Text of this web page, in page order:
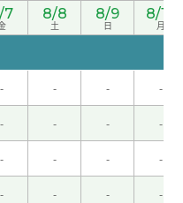
让我放心。我告诉
老师也许很难、可
( 男性 )
谨慎这个投资。老
我很悲伤和混乱。
这让我放松了。我
)
7 8/8
土
8/9
日
8/10
月
- - - -
- - - -
- - - -
- - - -